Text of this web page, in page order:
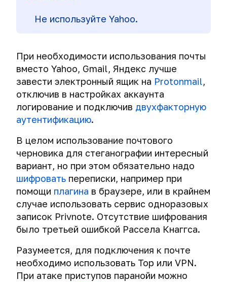
Не используйте Yahoo.
При необходимости использования почты
вместо Yahoo, Gmail, Яндекс лучше
завести электронный ящик на Protonmail,
отключив в настройках аккаунта
логирование и подключив двухфакторную
аутентификацию.
В целом использование почтового
черновика для стеганографии интересный
вариант, но при этом обязательно надо
шифровать переписки, например при
помощи плагина в браузере, или в крайнем
случае использовать сервис одноразовых
записок Privnote. Отсутствие шифрования
было третьей ошибкой Рассела Кнаггса.
Разумеется, для подключения к почте
необходимо использовать Тор или VPN.
При атаке приступов паранойи можно